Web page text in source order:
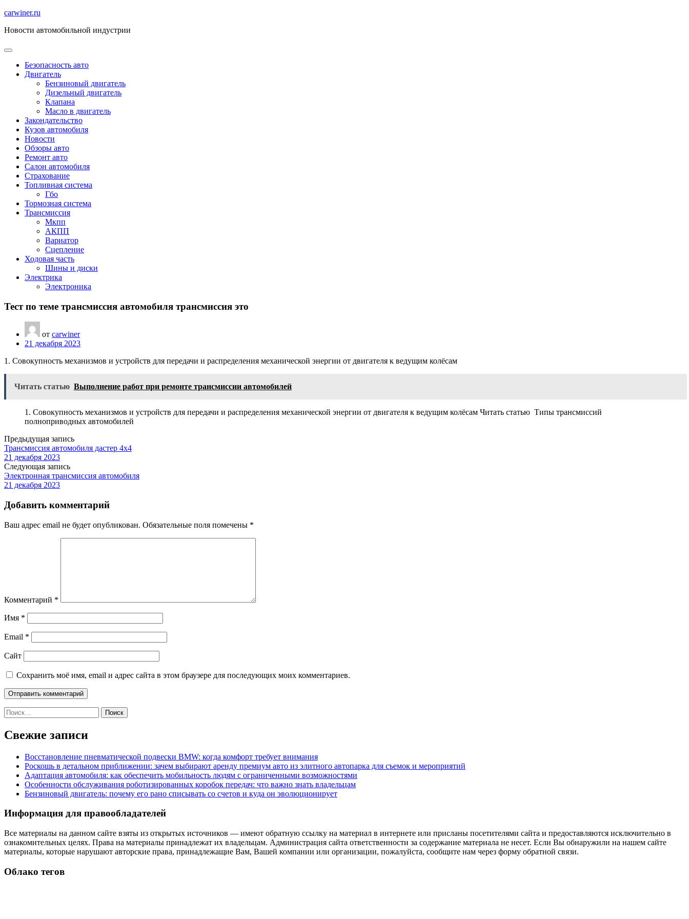
Перейти
содержимому
carwiner.ru
Новости автомобильной индустрии
Безопасность авто
Двигатель
Бензиновый двигатель
Дизельный двигатель
Клапана
Масло в двигатель
Закондательство
Кузов автомобиля
Новости
Обзоры авто
Ремонт авто
Салон автомобиля
Страхование
Топливная система
Гбо
Тормозная система
Трансмиссия
Мкпп
АКПП
Вариатор
Сцепление
Ходовая часть
Шины и диски
Электрика
Электроника
Тест по теме трансмиссия автомобиля трансмиссия это
от carwiner
21 декабря 2023
1. Совокупность механизмов и устройств для передачи и распределения механической энергии от двигателя к ведущим колёсам
Читать статью Выполнение работ при ремонте трансмиссии автомобилей
1. Совокупность механизмов и устройств для передачи и распределения механической энергии от двигателя к ведущим колёсам Читать статью Типы трансмиссий
полноприводных автомобилей
Предыдущая запись
Трансмиссия автомобиля дастер 4х4
21 декабря 2023
Следующая запись
Электронная трансмиссия автомобиля
21 декабря 2023
Добавить комментарий
Ваш адрес email не будет опубликован. Обязательные поля помечены *
Комментарий *
Имя *
Email *
Сайт
Сохранить моё имя, email и адрес сайта в этом браузере для последующих моих комментариев.
Найти:
Свежие записи
Восстановление пневматической подвески BMW: когда комфорт требует внимания
Роскошь в детальном приближении: зачем выбирают аренду премиум авто из элитного автопарка для съемок и мероприятий
Адаптация автомобиля: как обеспечить мобильность людям с ограниченными возможностями
Особенности обслуживания роботизированных коробок передач: что важно знать владельцам
Бензиновый двигатель: почему его рано списывать со счетов и куда он эволюционирует
Информация для правообладателей
Все материалы на данном сайте взяты из открытых источников — имеют обратную ссылку на материал в интернете или присланы посетителями сайта и предоставляются исключительно в
ознакомительных целях. Права на материалы принадлежат их владельцам. Администрация сайта ответственности за содержание материала не несет. Если Вы обнаружили на нашем сайте
материалы, которые нарушают авторские права, принадлежащие Вам, Вашей компании или организации, пожалуйста, сообщите нам через форму обратной связи.
Облако тегов